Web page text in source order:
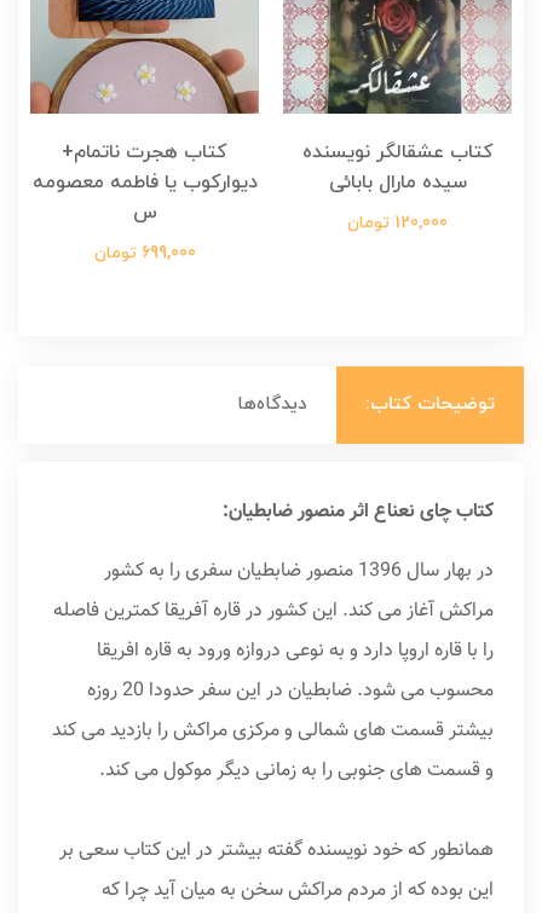
کتاب عشقالگر نویسنده
سیده مارال بابائی
120,000 تومان
کتاب هجرت ناتمام+
دیوارکوب یا فاطمه معصومه
س
699,000 تومان
توضیحات کتاب: دیدگاه‌ها
کتاب چای نعناع اثر منصور ضابطیان:
در بهار سال 1396 منصور ضابطیان سفری را به کشور
مراکش آغاز می کند. این کشور در قاره آفریقا کمترین فاصله
را با قاره اروپا دارد و به نوعی دروازه ورود به قاره افریقا
محسوب می شود. ضابطیان در این سفر حدودا 20 روزه
بیشتر قسمت های شمالی و مرکزی مراکش را بازدید می کند
و قسمت های جنوبی را به زمانی دیگر موکول می کند.
همانطور که خود نویسنده گفته بیشتر در این کتاب سعی بر
این بوده که از مردم مراکش سخن به میان آید چرا که